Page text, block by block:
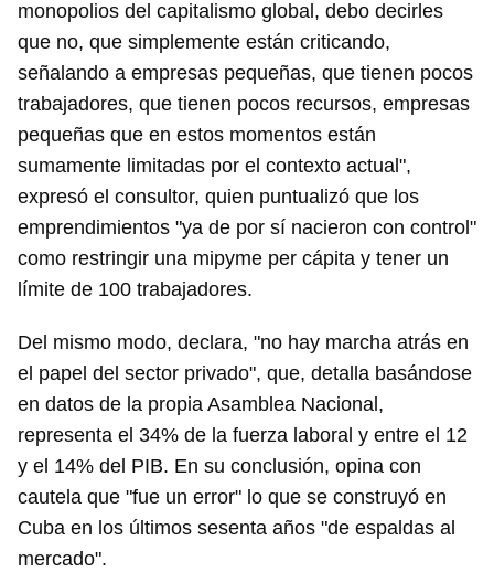
Para poder guardar como favorito, primero has de
iniciar sesión con tu cuenta de 14ymedio.
INICIAR SESIÓN CANCELAR
monopolios del capitalismo global, debo decirles
que no, que simplemente están criticando,
señalando a empresas pequeñas, que tienen pocos
trabajadores, que tienen pocos recursos, empresas
pequeñas que en estos momentos están
sumamente limitadas por el contexto actual",
expresó el consultor, quien puntualizó que los
emprendimientos "ya de por sí nacieron con control"
como restringir una mipyme per cápita y tener un
límite de 100 trabajadores.
Del mismo modo, declara, "no hay marcha atrás en
el papel del sector privado", que, detalla basándose
en datos de la propia Asamblea Nacional,
representa el 34% de la fuerza laboral y entre el 12
y el 14% del PIB. En su conclusión, opina con
cautela que "fue un error" lo que se construyó en
Cuba en los últimos sesenta años "de espaldas al
mercado".